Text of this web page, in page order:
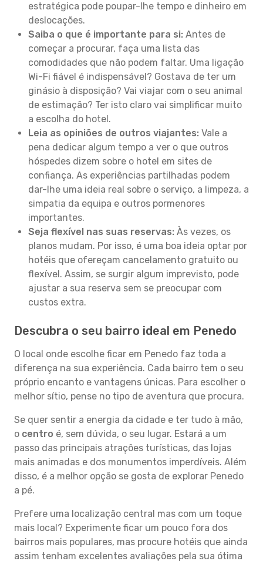
estratégica pode poupar-lhe tempo e dinheiro em
deslocações.
Saiba o que é importante para si: Antes de
começar a procurar, faça uma lista das
comodidades que não podem faltar. Uma ligação
Wi-Fi fiável é indispensável? Gostava de ter um
ginásio à disposição? Vai viajar com o seu animal
de estimação? Ter isto claro vai simplificar muito
a escolha do hotel.
Leia as opiniões de outros viajantes: Vale a
pena dedicar algum tempo a ver o que outros
hóspedes dizem sobre o hotel em sites de
confiança. As experiências partilhadas podem
dar-lhe uma ideia real sobre o serviço, a limpeza, a
simpatia da equipa e outros pormenores
importantes.
Seja flexível nas suas reservas: Às vezes, os
planos mudam. Por isso, é uma boa ideia optar por
hotéis que ofereçam cancelamento gratuito ou
flexível. Assim, se surgir algum imprevisto, pode
ajustar a sua reserva sem se preocupar com
custos extra.
Descubra o seu bairro ideal em Penedo
O local onde escolhe ficar em Penedo faz toda a
diferença na sua experiência. Cada bairro tem o seu
próprio encanto e vantagens únicas. Para escolher o
melhor sítio, pense no tipo de aventura que procura.
Se quer sentir a energia da cidade e ter tudo à mão,
o centro é, sem dúvida, o seu lugar. Estará a um
passo das principais atrações turísticas, das lojas
mais animadas e dos monumentos imperdíveis. Além
disso, é a melhor opção se gosta de explorar Penedo
a pé.
Prefere uma localização central mas com um toque
mais local? Experimente ficar um pouco fora dos
bairros mais populares, mas procure hotéis que ainda
assim tenham excelentes avaliações pela sua ótima